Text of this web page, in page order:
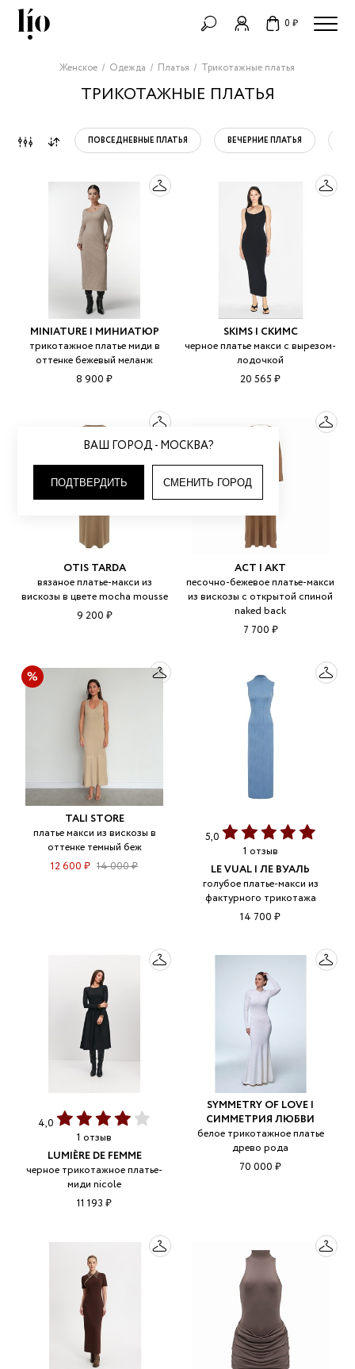
0 ₽
ВАШ ГОРОД - МОСКВА?
ПОДТВЕРДИТЬ СМЕНИТЬ ГОРОД
Женское Одежда Платья Трикотажные платья
ТРИКОТАЖНЫЕ ПЛАТЬЯ
ПОВСЕДНЕВНЫЕ ПЛАТЬЯ ВЕЧЕРНИЕ ПЛАТЬЯ
MINIATURE | МИНИАТЮР
трикотажное платье миди в
оттенке бежевый меланж
8 900 ₽
SKIMS | СКИМС
черное платье макси с вырезом-
лодочкой
20 565 ₽
OTIS TARDA
вязаное платье-макси из
вискозы в цвете mocha mousse
9 200 ₽
ACT | АКТ
песочно-бежевое платье-макси
из вискозы с открытой спиной
naked back
7 700 ₽
TALI STORE
платье макси из вискозы в
оттенке темный беж
12 600 ₽ 14 000 ₽
5,0
1 отзыв
LE VUAL | ЛЕ ВУАЛЬ
голубое платье-макси из
фактурного трикотажа
14 700 ₽
4,0
1 отзыв
LUMIÈRE DE FEMME
черное трикотажное платье-
миди nicole
11 193 ₽
SYMMETRY OF LOVE |
СИММЕТРИЯ ЛЮБВИ
белое трикотажное платье
древо рода
70 000 ₽